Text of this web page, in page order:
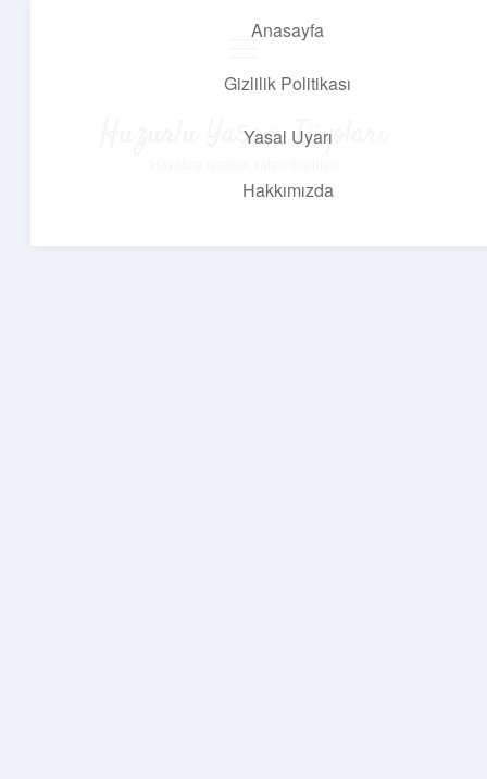
Anasayfa
Gizlilik Politikası
Yasal Uyarı
Hakkımızda
Huzurlu Yaşam Tüyoları